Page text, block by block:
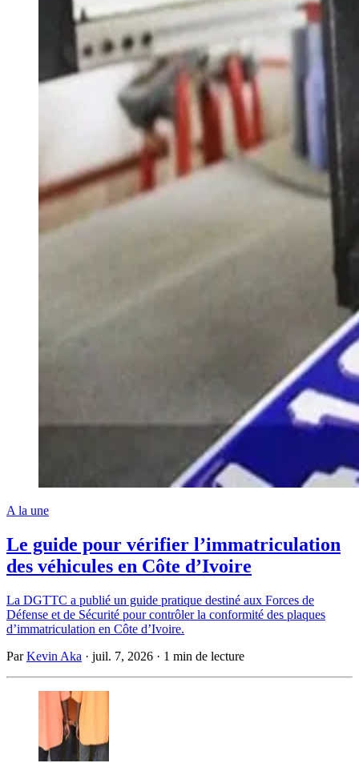
A la une
Le guide pour vérifier l’immatriculation
des véhicules en Côte d’Ivoire
La DGTTC a publié un guide pratique destiné aux Forces de
Défense et de Sécurité pour contrôler la conformité des plaques
d’immatriculation en Côte d’Ivoire.
ParKevin Aka · juil. 7, 2026 · 1 min de lecture